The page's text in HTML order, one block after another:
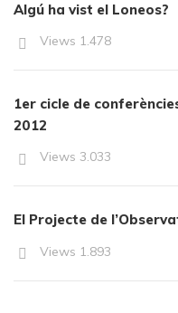
Algú ha vist el Loneos?
Views 1.478
1er cicle de
2012
Views 3.033
El Projecte de
Views 1.893